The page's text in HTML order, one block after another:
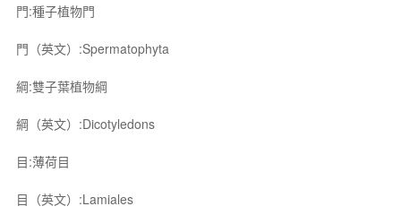
門:種子植物門
門（英文）:Spermatophyta
綱:雙子葉植物綱
綱（英文）:Dicotyledons
目:薄荷目
目（英文）:Lamiales